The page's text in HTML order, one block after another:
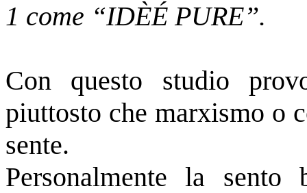
1 come “IDÈÉ PURE”.
Con questo studio
piuttosto che marxismo o
sente.
Personalmente la